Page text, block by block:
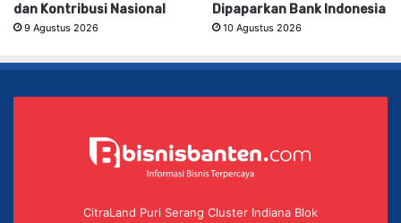
dan Kontribusi Nasional
9 Agustus 2026
Dipaparkan Bank Indonesia
10 Agustus 2026
CitraLand Puri Serang Cluster Indiana Blok